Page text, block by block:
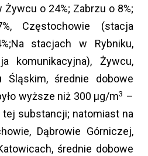
o 24%; Zabrzu o 8%;
Częstochowie (stacja
stacjach w Rybniku,
komunikacyjna), Żywcu,
Śląskim, średnie dobowe
wyższe niż 300 µg/m3 –
tej substancji; natomiast na
Dąbrowie Górniczej,
średnie dobowe